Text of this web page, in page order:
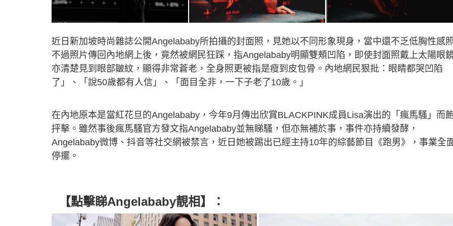
近日新加坡時尚雜誌公開Angelababy所拍攝的封面照，見她以不同形象現身，當中還不乏低胸性感
不過照片傳回內地網上後，竟然被網民狂踩，指Angelababy明顯雙頰凹陷，即使封面照戴上太陽眼鏡
亦清楚見到眼部皺紋，顯得非常蒼老，全身照更被指是瘦到皮包骨。內地網民狠批：眼睛都哭凹陷
了」、「說50歲都有人信」、「面目全非，一下子老了10歲。」
在內地原本是當紅花旦的Angelababy，今年9月傳出欣賞BLACKPINK成員Lisa演出的「瘋馬騷」而
抨擊。雖然事後瘋馬騷官方發文指Angelababy並無睇騷，但亦無補於事，事件亦持續發酵，
Angelababy微博、抖音等社交網被禁言，近日她被踢出已經主持10年的綜藝節目《跑男》，事業全
停擺。
【點擊睇Angelababy靚相】：